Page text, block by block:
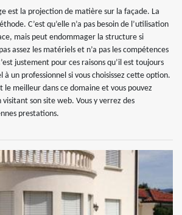
est la projection de matière sur la façade. La
C’est qu’elle n’a pas besoin de l’utilisation
mais peut endommager la structure si
assez les matériels et n’a pas les compétences
justement pour ces raisons qu’il est toujours
un professionnel si vous choisissez cette option.
le meilleur dans ce domaine et vous pouvez
son site web. Vous y verrez des
prestations.